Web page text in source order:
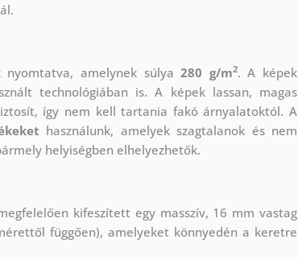
nyomtatva, amelynek súlya280 g/m2. A képek
technológiában is. A képek lassan, magas
így nem kell tartania fakó árnyalatoktól. A
használunk, amelyek szagtalanok és nem
helyiségben elhelyezhetők.
kifeszített egy masszív, 16 mm vastag
függően), amelyeket könnyedén a keretre